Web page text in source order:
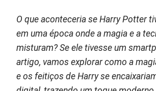
O que aconteceria se Harry Potter
em uma época onde a magia e a
misturam? Se ele tivesse um
artigo, vamos explorar como a
e os feitiços de Harry se